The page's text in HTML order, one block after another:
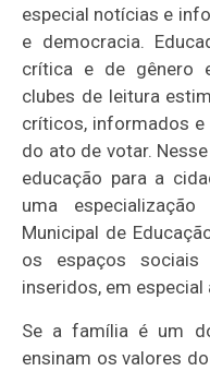
especial notícias e
e democracia.
crítica e de gênero
clubes de leitura
críticos, informados e
do ato de votar.
educação para a
uma
Municipal de
os espaços
inseridos, em
Se a família é um
ensinam os valores